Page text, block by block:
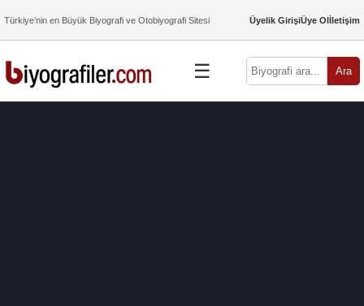
Türkiye’nin en Büyük Biyografi ve Otobiyografi Sitesi Üyelik GirişiÜye Olİletişim
☰ Ara